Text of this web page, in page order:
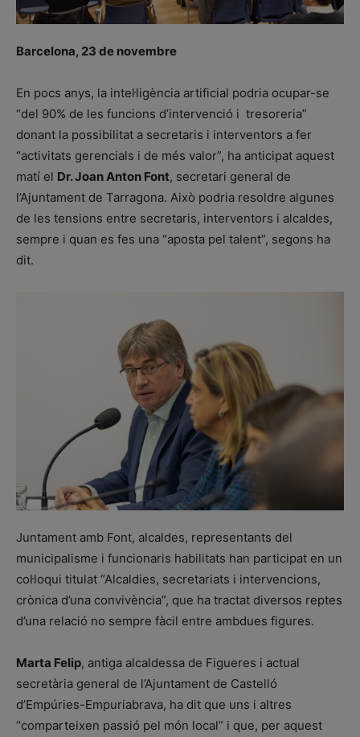
Barcelona, 23 de novembre
En pocs anys, la intel·ligència artificial podria ocupar-se
“del 90% de les funcions d’intervenció i tresoreria”
donant la possibilitat a secretaris i interventors a fer
“activitats gerencials i de més valor”, ha anticipat aquest
matí el Dr. Joan Anton Font, secretari general de
l’Ajuntament de Tarragona. Això podria resoldre algunes
de les tensions entre secretaris, interventors i alcaldes,
sempre i quan es fes una “aposta pel talent”, segons ha
dit.
Juntament amb Font, alcaldes, representants del
municipalisme i funcionaris habilitats han participat en un
col·loqui titulat “Alcaldies, secretariats i intervencions,
crònica d’una convivència”, que ha tractat diversos reptes
d’una relació no sempre fàcil entre ambdues figures.
Marta Felip, antiga alcaldessa de Figueres i actual
secretària general de l’Ajuntament de Castelló
d’Empúries-Empuriabrava, ha dit que uns i altres
“comparteixen passió pel món local” i que, per aquest